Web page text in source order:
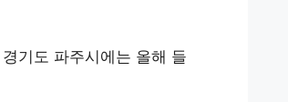
기도 파주시에는 올해 들